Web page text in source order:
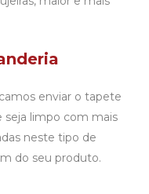
enviar o tapete
seja limpo com mais
neste tipo de
do seu produto.